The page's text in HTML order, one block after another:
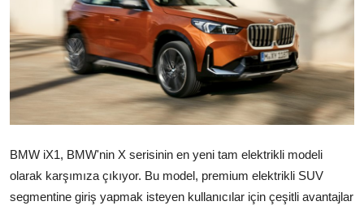
BMW iX1, BMW'nin X serisinin en yeni tam elektrikli modeli
olarak karşımıza çıkıyor. Bu model, premium elektrikli SUV
segmentine giriş yapmak isteyen kullanıcılar için çeşitli avantajlar